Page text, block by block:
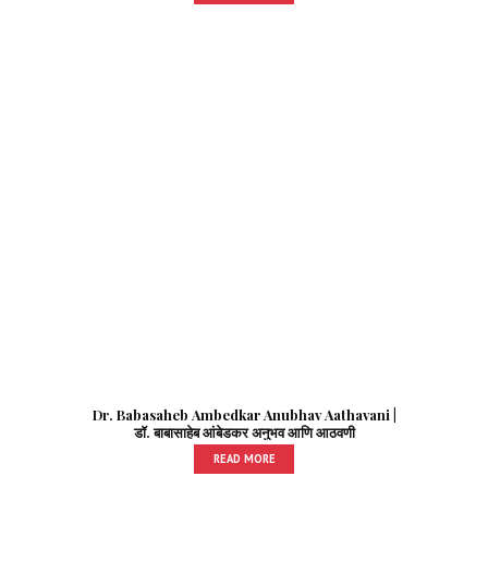
Dr. Babasaheb Ambedkar Anubhav Aathavani |
डॉ. बाबासाहेब आंबेडकर अनुभव आणि आठवणी
READ MORE